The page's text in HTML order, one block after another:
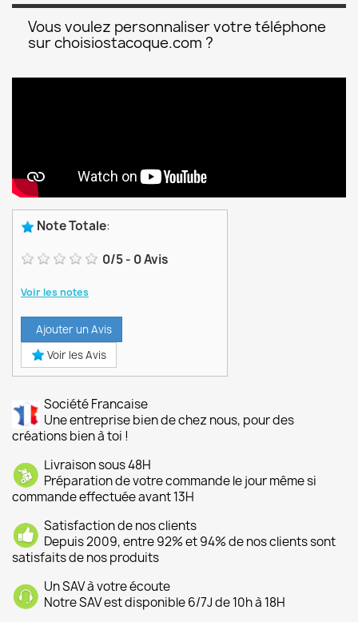
Vous voulez personnaliser votre téléphone
sur choisiostacoque.com ?
Note Totale:
0/5- 0Avis
Voir les notes
Ajouter un Avis
Voir les Avis
Société Francaise
Une entreprise bien de chez nous, pour des
créations bien à toi !
Livraison sous 48H
Préparation de votre commande le jour même si
commande effectuée avant 13H
Satisfaction de nos clients
Depuis 2009, entre 92% et 94% de nos clients sont
satisfaits de nos produits
Un SAV à votre écoute
Notre SAV est disponible 6/7J de 10h à 18H